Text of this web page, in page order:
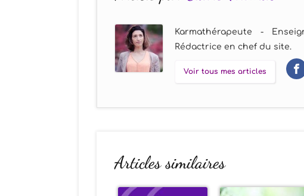
Karmathérapeute -
Rédactrice en chef du site.
Voir tous mes articles
Articles similaires